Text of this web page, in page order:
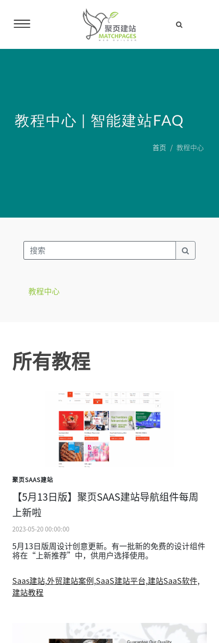
教程中心 | 智能建站FAQ
首页 教程中心
教程中心
所有教程
聚页SAAS建站
【5月13日版】聚页SAAS建站导航组件每周
上新啦
2023-05-20 00:00:00
5月13日版周设计创意更新。有一批新的免费的设计组件
将在“上新推荐”中，供用户选择使用。
Saas建站, 外贸建站案例, SaaS建站平台, 建站SaaS软件,
建站教程